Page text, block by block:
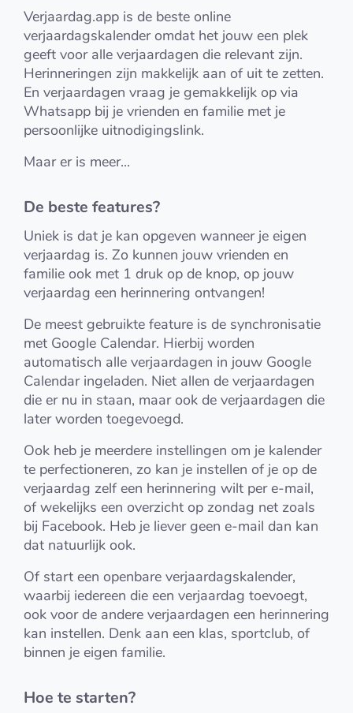
Verjaardag.app is de beste online
verjaardagskalender omdat het jouw een plek
geeft voor alle verjaardagen die relevant zijn.
Herinneringen zijn makkelijk aan of uit te zetten.
En verjaardagen vraag je gemakkelijk op via
Whatsapp bij je vrienden en familie met je
persoonlijke uitnodigingslink.
Maar er is meer...
De beste features?
Uniek is dat je kan opgeven wanneer je eigen
verjaardag is. Zo kunnen jouw vrienden en
familie ook met 1 druk op de knop, op jouw
verjaardag een herinnering ontvangen!
De meest gebruikte feature is de synchronisatie
met Google Calendar. Hierbij worden
automatisch alle verjaardagen in jouw Google
Calendar ingeladen. Niet allen de verjaardagen
die er nu in staan, maar ook de verjaardagen die
later worden toegevoegd.
Ook heb je meerdere instellingen om je kalender
te perfectioneren, zo kan je instellen of je op de
verjaardag zelf een herinnering wilt per e-mail,
of wekelijks een overzicht op zondag net zoals
bij Facebook. Heb je liever geen e-mail dan kan
dat natuurlijk ook.
Of start een openbare verjaardagskalender,
waarbij iedereen die een verjaardag toevoegt,
ook voor de andere verjaardagen een herinnering
kan instellen. Denk aan een klas, sportclub, of
binnen je eigen familie.
Hoe te starten?